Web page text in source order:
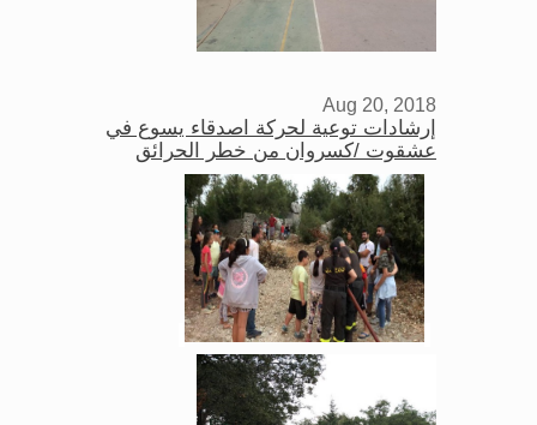
Aug 20, 2018
إرشادات توعية لحركة اصدقاء يسوع في
عشقوت /كسروان من خطر الحرائق